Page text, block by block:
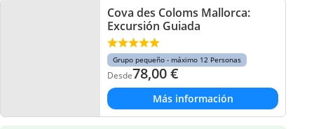
Cova des Coloms Mallorca:
Excursión Guiada
Grupo pequeño - máximo 12 Personas
Desde78,00€
Más información